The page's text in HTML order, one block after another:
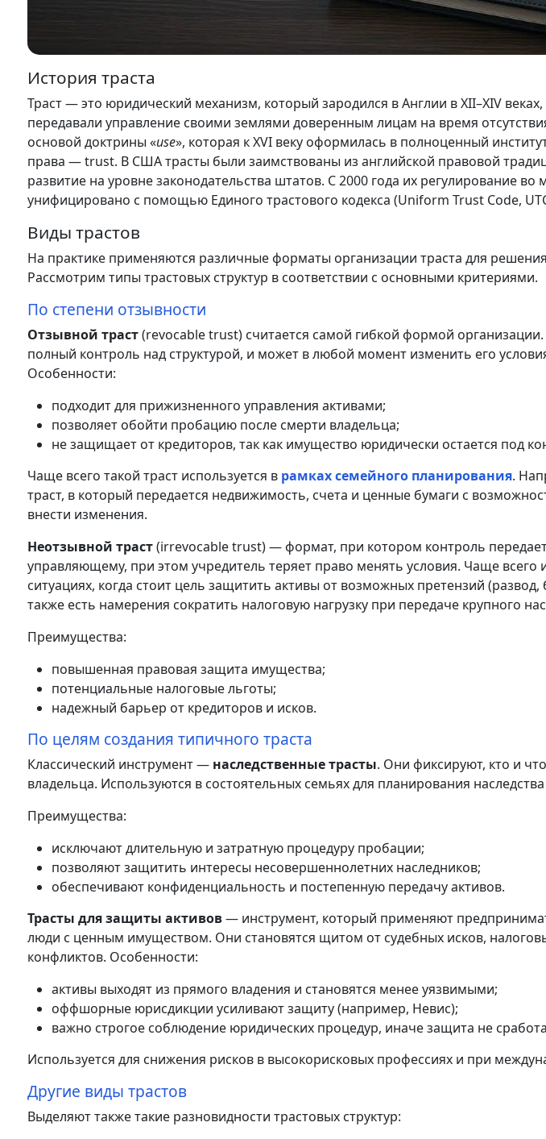
История траста
Траст — это юридический механизм, который зародился в Англии в XII–XIV
передавали управление своими землями доверенным лицам на время
основой доктрины «use», которая к XVI веку оформилась в полноценный
права — trust. В США трасты были заимствованы из английской правовой
развитие на уровне законодательства штатов. С 2000 года их регулирование во
унифицировано с помощью Единого трастового кодекса (Uniform Trust Code,
Виды трастов
На практике применяются различные форматы организации траста для
Рассмотрим типы трастовых структур в соответствии с основными критериями.
По степени отзывности
Отзывной траст(revocable trust) считается самой гибкой формой
полный контроль над структурой, и может в любой момент изменить его
Особенности:
подходит для прижизненного управления активами;
позволяет обойти пробацию после смерти владельца;
не защищает от кредиторов, так как имущество юридически остается под
Чаще всего такой траст используется в рамках семейного планирования.
траст, в который передается недвижимость, счета и ценные бумаги с
внести изменения.
Неотзывной траст(irrevocable trust) — формат, при котором контроль
управляющему, при этом учредитель теряет право менять условия. Чаще всего
ситуациях, когда стоит цель защитить активы от возможных претензий (развод,
также есть намерения сократить налоговую нагрузку при передаче крупного
Преимущества:
повышенная правовая защита имущества;
потенциальные налоговые льготы;
надежный барьер от кредиторов и исков.
По целям создания типичного траста
Классический инструмент — наследственные трасты. Они фиксируют, кто и
владельца. Используются в состоятельных семьях для планирования
Преимущества:
исключают длительную и затратную процедуру пробации;
позволяют защитить интересы несовершеннолетних наследников;
обеспечивают конфиденциальность и постепенную передачу активов.
Трасты для защиты активов— инструмент, который применяют
люди с ценным имуществом. Они становятся щитом от судебных исков,
конфликтов. Особенности:
активы выходят из прямого владения и становятся менее уязвимыми;
оффшорные юрисдикции усиливают защиту (например, Невис);
важно строгое соблюдение юридических процедур, иначе защита не
Используется для снижения рисков в высокорисковых профессиях и при
Другие виды трастов
Выделяют также такие разновидности трастовых структур: